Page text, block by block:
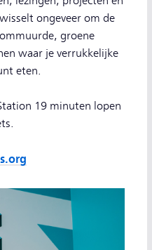
ongeveer om de
groene
waar je verrukkelijke
eten.
19 minuten lopen